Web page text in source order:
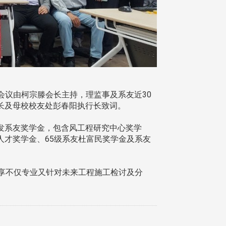
由柯宗滕会长主持，理监事及系友近30
母校校友处彭春阳执行长致词。
友奖学金，包含风工程研究中心奖学
奖学金、65级系友杜富民奖学金及系友
仅专业又针对未来工程施工检讨及分